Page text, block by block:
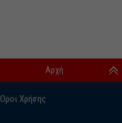
Οροι Χρήσης
Αρχή